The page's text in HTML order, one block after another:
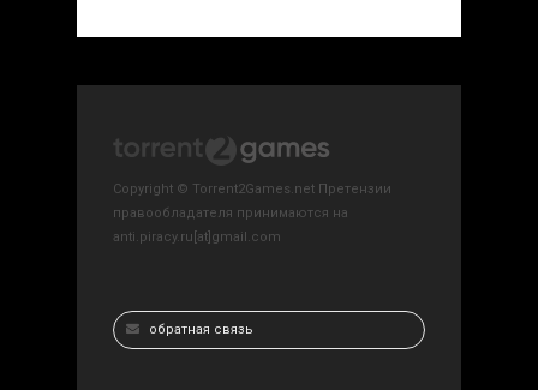
Copyright © Torrent2Games.net Претензии
правообладателя принимаются на
anti.piracy.ru[at]gmail.com
обратная связь